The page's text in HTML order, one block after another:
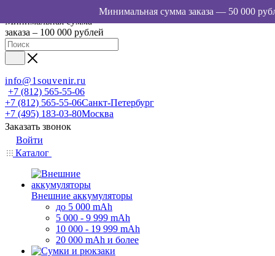
Минимальная сумма
заказа – 100 000 рублей
info@1souvenir.ru
+7 (812) 565-55-06
+7 (812) 565-55-06Санкт-Петербург
+7 (495) 183-03-80Москва
Заказать звонок
Войти
Каталог
Внешние аккумуляторы
до 5 000 mAh
5 000 - 9 999 mAh
10 000 - 19 999 mAh
20 000 mAh и более